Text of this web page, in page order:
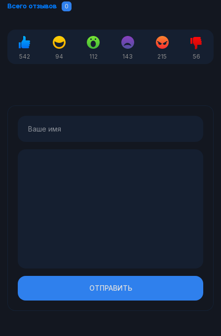
Всего отзывов 0
542 94 112 143 215 56
ОТПРАВИТЬ